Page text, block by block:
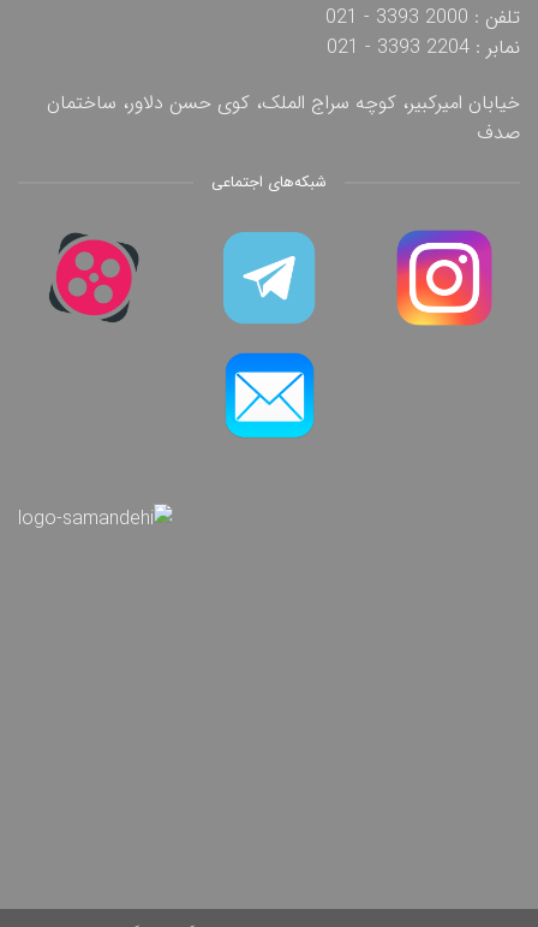
تلفن : 2000 3393 - 021
نمابر : 2204 3393 - 021
خیابان امیرکبیر، کوچه سراج الملک، کوی حسن دلاور، ساختمان
صدف
شبکه‌های اجتماعی